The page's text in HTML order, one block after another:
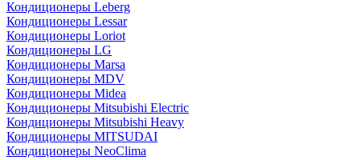
Кондиционеры Leberg
Кондиционеры Lessar
Кондиционеры Loriot
Кондиционеры LG
Кондиционеры Marsa
Кондиционеры MDV
Кондиционеры Midea
Кондиционеры Mitsubishi Electric
Кондиционеры Mitsubishi Heavy
Кондиционеры MITSUDAI
Кондиционеры NeoClima